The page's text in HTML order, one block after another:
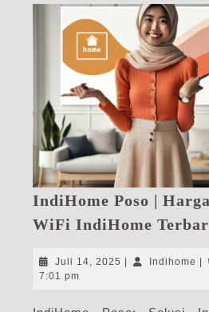
IndiHome Poso |
WiFi IndiHome
Juli 14, 2025 Juli
Indihome
7:01 pm